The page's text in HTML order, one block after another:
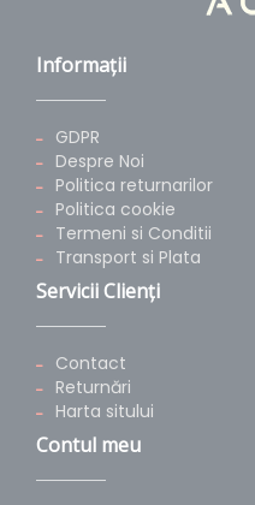
Informaţii
GDPR
Despre Noi
Politica returnarilor
Politica cookie
Termeni si Conditii
Transport si Plata
Servicii Clienţi
Contact
Returnări
Harta sitului
Contul meu